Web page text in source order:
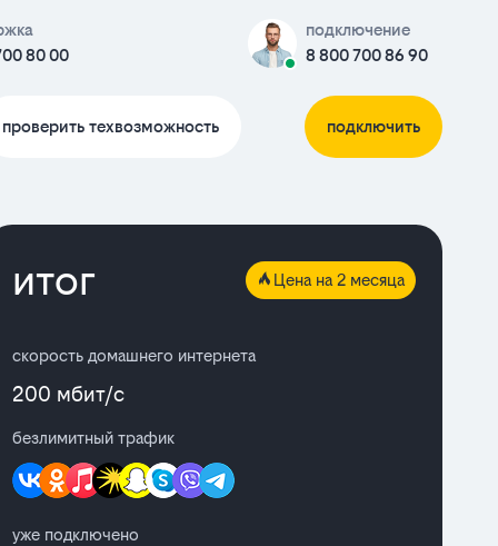
80 00
подключение
8 800 700 86 90
проверить техвозможность подключить
итог Цена на 2 месяца
скорость домашнего интернета
200 мбит/с
безлимитный трафик
уже подключено